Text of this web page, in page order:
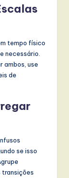
tempo físico
necessário.
ambos, use
de
se isso
transições